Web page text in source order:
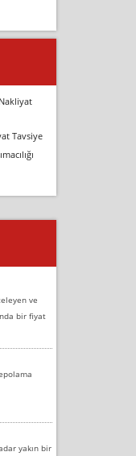
Tavsiye
ve
bir fiyat
yakın bir